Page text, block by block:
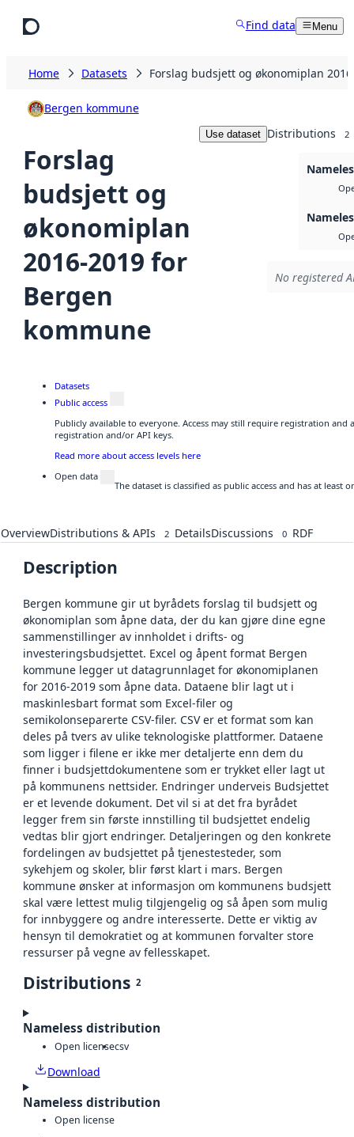
Find data Menu
Home Datasets Forslag budsjett og økonomiplan
Bergen kommune
Forslag
budsjett og
økonomiplan
2016-2019 for
Bergen
kommune
Use dataset Distributions 2
No registered
Datasets
Public access
Publicly available to everyone. Access may still require registration and
registration and/or API keys.
Read more about access levels here
Open data
The dataset is classified as public access and has at
OverviewDistributions & APIs 2 DetailsDiscussions 0 RDF
Description
Bergen kommune gir ut byrådets forslag til budsjett og
økonomiplan som åpne data, der du kan gjøre dine egne
sammenstillinger av innholdet i drifts- og
investeringsbudsjettet. Excel og åpent format Bergen
kommune legger ut datagrunnlaget for økonomiplanen
for 2016-2019 som åpne data. Dataene blir lagt ut i
maskinlesbart format som Excel-filer og
semikolonseparerte CSV-filer. CSV er et format som kan
deles på tvers av ulike teknologiske plattformer. Dataene
som ligger i filene er ikke mer detaljerte enn dem du
finner i budsjettdokumentene som er trykket eller lagt ut
på kommunens nettsider. Endringer underveis Budsjettet
er et levende dokument. Det vil si at det fra byrådet
legger frem sin første innstilling til budsjettet endelig
vedtas blir gjort endringer. Detaljeringen og den konkrete
fordelingen av budsjettet på tjenestesteder, som
sykehjem og skoler, blir først klart i mars. Bergen
kommune ønsker at informasjon om kommunens budsjett
skal være lettest mulig tilgjengelig og så åpen som mulig
for innbyggere og andre interesserte. Dette er viktig av
hensyn til demokratiet og at kommunen forvalter store
ressurser på vegne av fellesskapet.
Distributions 2
Nameless distribution
Open licensecsv
Download
Nameless distribution
Open license